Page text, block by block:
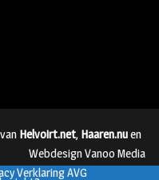
Helvoirt.net, Haaren.nuen
Webdesign Vanoo Media
Verklaring AVG